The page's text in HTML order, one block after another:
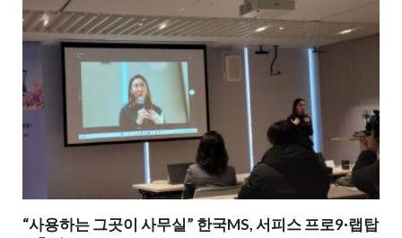
“사용하는 그곳이 사무실” 한국MS, 서피스 프로9·랩탑